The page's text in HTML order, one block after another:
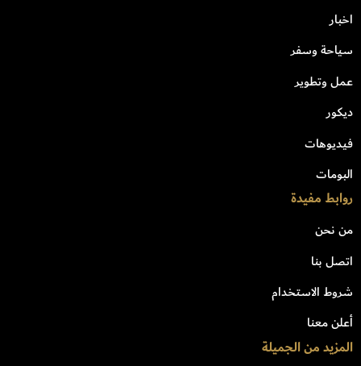
اخبار
سياحة وسفر
عمل وتطوير
ديكور
فيديوهات
البومات
روابط مفيدة
من نحن
اتصل بنا
شروط الاستخدام
أعلن معنا
المزيد من الجميلة